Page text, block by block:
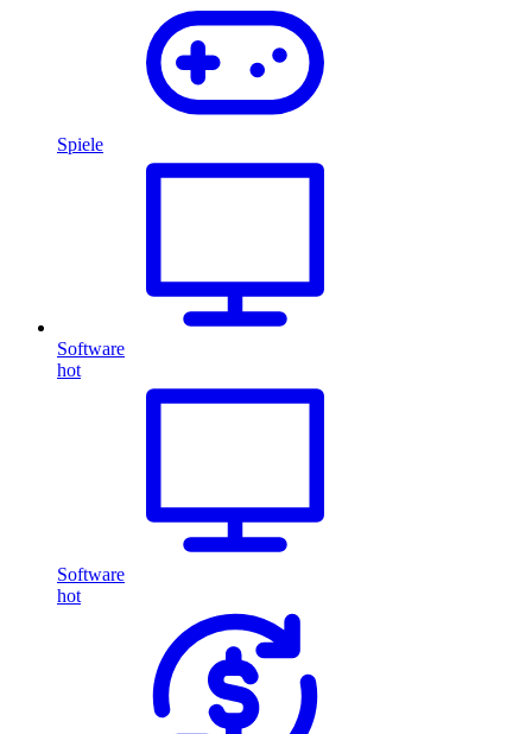
Spiele
Software
hot
Software
hot